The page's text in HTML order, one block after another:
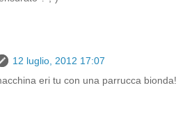
12 luglio, 2012 17:07
eri tu con una parrucca bionda!